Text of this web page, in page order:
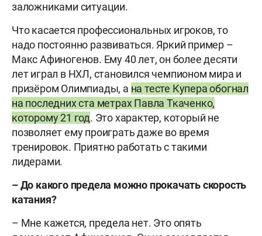
заложниками ситуации.
Что касается профессиональных игроков, то
надо постоянно развиваться. Яркий пример –
Макс Афиногенов. Ему 40 лет, он более десяти
лет играл в НХЛ, становился чемпионом мира и
призёром Олимпиады, а на тесте Купера обогнал
на последних ста метрах Павла Ткаченко,
которому 21 год. Это характер, который не
позволяет ему проиграть даже во время
тренировок. Приятно работать с такими
лидерами.
– До какого предела можно прокачать скорость
катания?
– Мне кажется, предела нет. Это опять